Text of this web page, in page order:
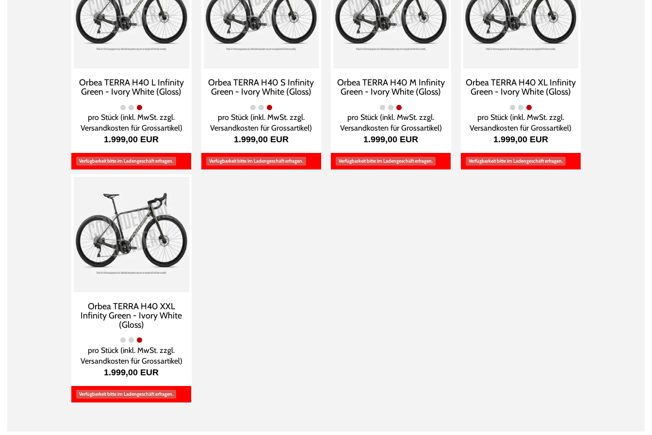
Orbea TERRA H40 L Infinity
Green - Ivory White (Gloss)
pro Stück (inkl. MwSt. zzgl.
Versandkosten für Grossartikel)
1.999,00 EUR
Verfügbarkeit bitte im Ladengeschäft erfragen.
Orbea TERRA H40 S Infinity
Green - Ivory White (Gloss)
pro Stück (inkl. MwSt. zzgl.
Versandkosten für Grossartikel)
1.999,00 EUR
Verfügbarkeit bitte im Ladengeschäft erfragen.
Orbea TERRA H40 M Infinity
Green - Ivory White (Gloss)
pro Stück (inkl. MwSt. zzgl.
Versandkosten für Grossartikel)
1.999,00 EUR
Verfügbarkeit bitte im Ladengeschäft erfragen.
Orbea TERRA H40 XL Infinity
Green - Ivory White (Gloss)
pro Stück (inkl. MwSt. zzgl.
Versandkosten für Grossartikel)
1.999,00 EUR
Verfügbarkeit bitte im Ladengeschäft erfragen.
Orbea TERRA H40 XXL
Infinity Green - Ivory White
(Gloss)
pro Stück (inkl. MwSt. zzgl.
Versandkosten für Grossartikel)
1.999,00 EUR
Verfügbarkeit bitte im Ladengeschäft erfragen.